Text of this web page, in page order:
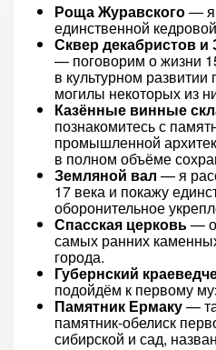
Роща Журавского— я
единственной
Сквер декабристов
— поговорим о жизни
в культурном развитии
могилы некоторых из
Казённые винные
познакомитесь с
промышленной
в полном объёме
Земляной вал — я
17 века и покажу
оборонительное
Спасская церковь—
самых ранних
города.
Губернский
подойдём к первому
Памятник Ермаку—
памятник-обелиск
сибирской и сад,